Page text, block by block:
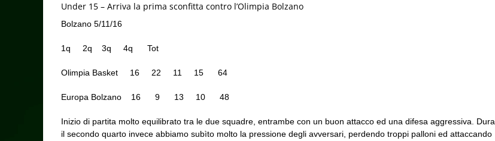
Under 15 – Arriva la prima sconfitta contro l’Olimpia Bolzano
Bolzano 5/11/16
1q 2q 3q 4q Tot
Olimpia Basket 16 22 11 15 64
Europa Bolzano 16 9 13 10 48
Inizio di partita molto equilibrato tra le due squadre, entrambe con un buon attacco ed una difesa aggressiva.
il secondo quarto invece abbiamo subìto molto la pressione degli avversari, perdendo troppi palloni ed attaccando